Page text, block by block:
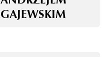
GAJEWSKIM